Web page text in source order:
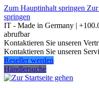
Zum Hauptinhalt springen Zur
springen
IT - Made in Germany |
abrufbar
Kontaktieren Sie unseren
Kontaktieren Sie unseren
Reseller werden
Händlersuche